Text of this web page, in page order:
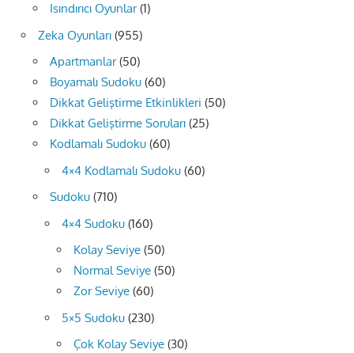
Isındırıcı Oyunlar(1)
Zeka Oyunları (955)
Apartmanlar(50)
Boyamalı Sudoku (60)
Dikkat Geliştirme Etkinlikleri (50)
Dikkat Geliştirme Soruları (25)
Kodlamalı Sudoku (60)
4×4 Kodlamalı Sudoku (60)
Sudoku (710)
4×4 Sudoku (160)
Kolay Seviye (50)
Normal Seviye (50)
Zor Seviye (60)
5×5 Sudoku (230)
Çok Kolay Seviye (30)